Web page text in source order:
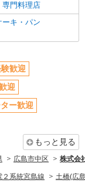
専門料理店
ーキ・パン
歓迎
迎
ー歓迎
もっと見る
広島市中区 株式会
２系統宮島線 土橋(広